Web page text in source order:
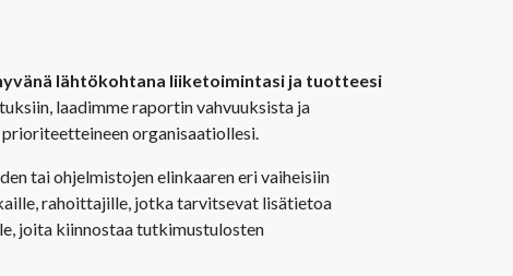
lähtökohtana liiketoimintasi ja tuotteesi
laadimme raportin vahvuuksista ja
organisaatiollesi.
tai ohjelmistojen elinkaaren eri vaiheisiin
rahoittajille, jotka tarvitsevat lisätietoa
joita kiinnostaa tutkimustulosten